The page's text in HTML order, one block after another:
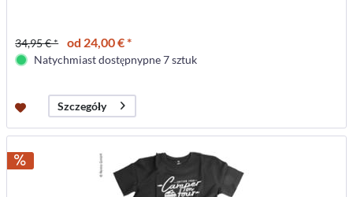
34,95 € * od 24,00 € *
Natychmiast dostępnypne 7 sztuk
Szczegóły